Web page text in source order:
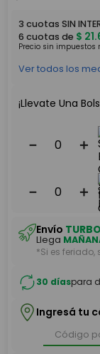
3 cuotas SIN
6 cuotas de $ 21.
Precio sin impuestos
Ver todos los
¡Llevate Una
＋
－
＋
－
Envío TURBO
Llega
*Si es
30 díaspara
Ingresá tu